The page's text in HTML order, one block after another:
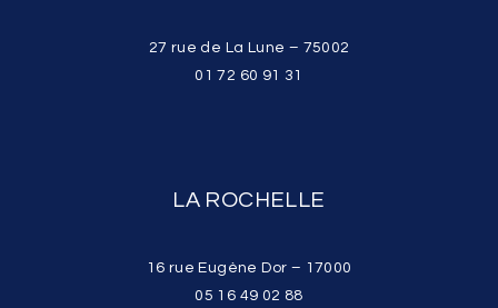
27 rue de La Lune – 75002
01 72 60 91 31
LA ROCHELLE
16 rue Eugène Dor – 17000
05 16 49 02 88